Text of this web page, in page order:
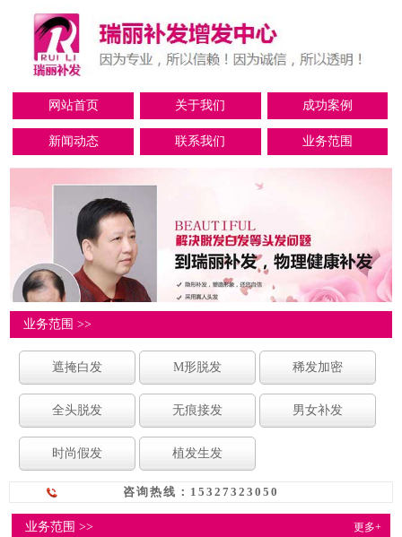
网站首页 关于我们 成功案例
新闻动态 联系我们 业务范围
业务范围 >>
遮掩白发 M形脱发 稀发加密
全头脱发 无痕接发 男女补发
时尚假发 植发生发
咨询热线：15327323050
业务范围 >> 更多+